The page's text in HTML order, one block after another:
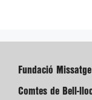
Fundació
Comtes de Bell-